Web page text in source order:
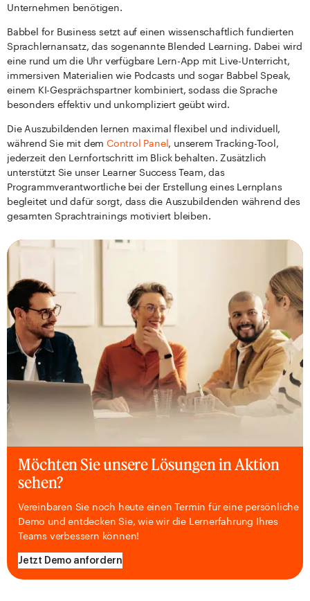
Unternehmen benötigen.
Babbel for Business setzt auf einen wissenschaftlich fundierten
Sprachlernansatz, das sogenannte Blended Learning. Dabei wird
eine rund um die Uhr verfügbare Lern-App mit Live-Unterricht,
immersiven Materialien wie Podcasts und sogar Babbel Speak,
einem KI-Gesprächspartner kombiniert, sodass die Sprache
besonders effektiv und unkompliziert geübt wird.
Die Auszubildenden lernen maximal flexibel und individuell,
während Sie mit demControl Panel, unserem Tracking-Tool,
jederzeit den Lernfortschritt im Blick behalten. Zusätzlich
unterstützt Sie unser Learner Success Team, das
Programmverantwortliche bei der Erstellung eines Lernplans
begleitet und dafür sorgt, dass die Auszubildenden während des
gesamten Sprachtrainings motiviert bleiben.
Möchten Sie unsere Lösungen in Aktion
sehen?
Vereinbaren Sie noch heute einen Termin für eine persönliche
Demo und entdecken Sie, wie wir die Lernerfahrung Ihres
Teams verbessern können!
Jetzt Demo anfordern